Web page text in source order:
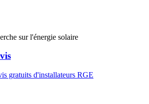
sur l'énergie solaire
gratuits d'installateurs RGE